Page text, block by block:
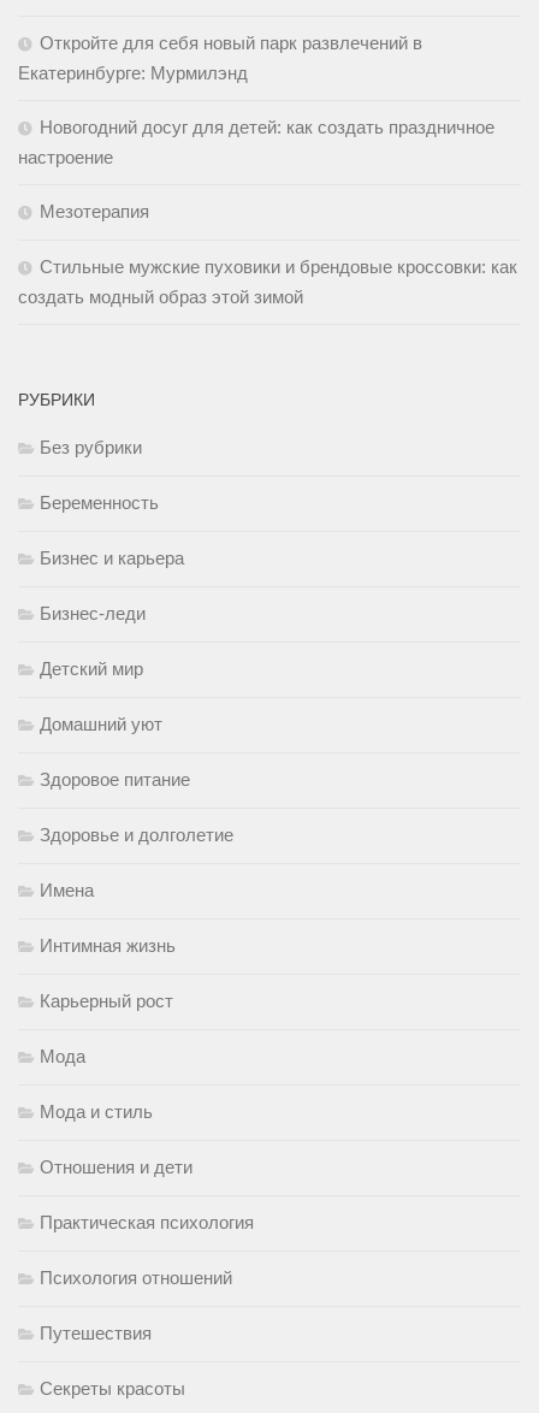
Откройте для себя новый парк развлечений в
Екатеринбурге: Мурмилэнд
Новогодний досуг для детей: как создать праздничное
настроение
Мезотерапия
Стильные мужские пуховики и брендовые кроссовки: как
создать модный образ этой зимой
РУБРИКИ
Без рубрики
Беременность
Бизнес и карьера
Бизнес-леди
Детский мир
Домашний уют
Здоровое питание
Здоровье и долголетие
Имена
Интимная жизнь
Карьерный рост
Мода
Мода и стиль
Отношения и дети
Практическая психология
Психология отношений
Путешествия
Секреты красоты